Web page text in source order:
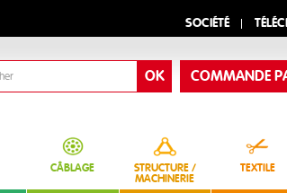
SOCIÉTÉ
COMMANDE
CÂBLAGE
STRUCTURE /
MACHINERIE
TEXTILE